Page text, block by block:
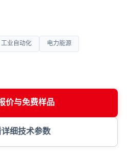
工业自动化 电力能源
价与免费样品
细技术参数